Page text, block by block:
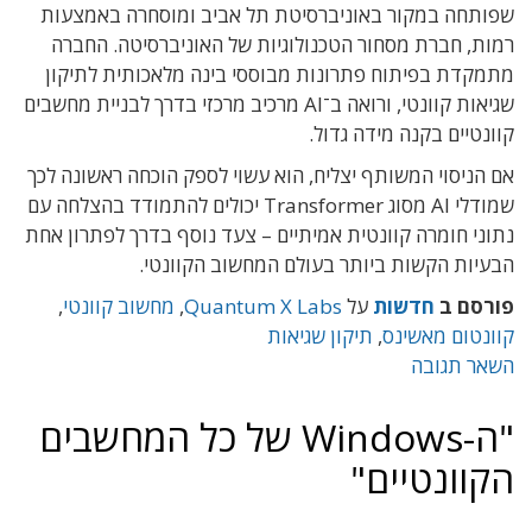
שפותחה במקור באוניברסיטת תל אביב ומוסחרה באמצעות
רמות, חברת מסחור הטכנולוגיות של האוניברסיטה. החברה
מתמקדת בפיתוח פתרונות מבוססי בינה מלאכותית לתיקון
שגיאות קוונטי, ורואה ב־AI מרכיב מרכזי בדרך לבניית מחשבים
קוונטיים בקנה מידה גדול.
אם הניסוי המשותף יצליח, הוא עשוי לספק הוכחה ראשונה לכך
שמודלי AI מסוג Transformer יכולים להתמודד בהצלחה עם
נתוני חומרה קוונטית אמיתיים – צעד נוסף בדרך לפתרון אחת
הבעיות הקשות ביותר בעולם המחשוב הקוונטי.
פורסם ב חדשות על Quantum X Labs
, מחשוב קוונטי,
קוונטום מאשינס, תיקון שגיאות
השאר תגובה
"ה-Windows של כל המחשבים
הקוונטיים"